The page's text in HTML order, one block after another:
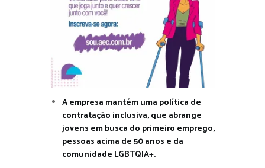
A empresa mantém uma política de
contratação inclusiva, que abrange
jovens em busca do primeiro emprego,
pessoas acima de 50 anos e da
comunidade LGBTQIA+.